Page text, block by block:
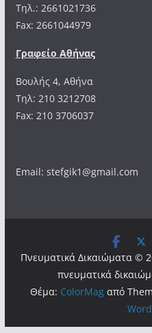
Tηλ.: 2661021736
Fax: 2661044979
Γραφείο Αθήνας
Βουλής 4, Αθήνα
Τηλ: 210 3212708
Fax: 210 3706037
Email: stefgik1@gmail.com
Πνευματικά Δικαιώματα ©
πνευματικά
Θέμα: ColorMagαπό